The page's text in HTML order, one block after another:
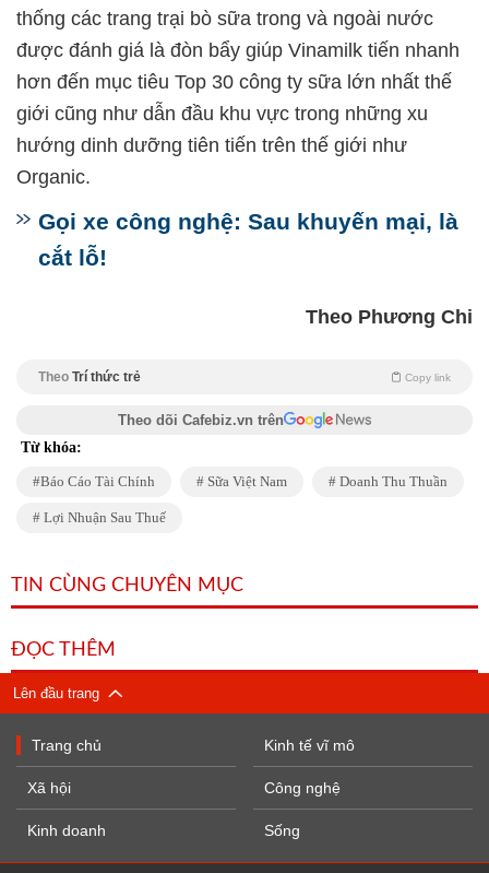
thống các trang trại bò sữa trong và ngoài nước
được đánh giá là đòn bẩy giúp Vinamilk tiến nhanh
hơn đến mục tiêu Top 30 công ty sữa lớn nhất thế
giới cũng như dẫn đầu khu vực trong những xu
hướng dinh dưỡng tiên tiến trên thế giới như
Organic.
Gọi xe công nghệ: Sau khuyến mại, là
cắt lỗ!
Theo Phương Chi
Theo Trí thức trẻ Copy link
Theo dõi Cafebiz.vn trên
Từ khóa:
Báo Cáo Tài Chính Sữa Việt Nam Doanh Thu Thuần
Lợi Nhuận Sau Thuế
TIN CÙNG CHUYÊN MỤC
ĐỌC THÊM
Lên đầu trang
Trang chủ
Xã hội
Kinh doanh
Kinh tế vĩ mô
Công nghệ
Sống